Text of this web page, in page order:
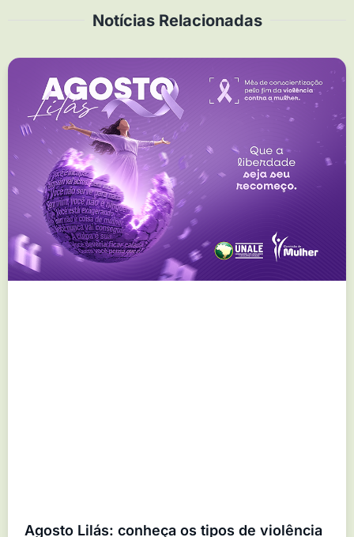
Notícias Relacionadas
Agosto Lilás: conheça os tipos de violência